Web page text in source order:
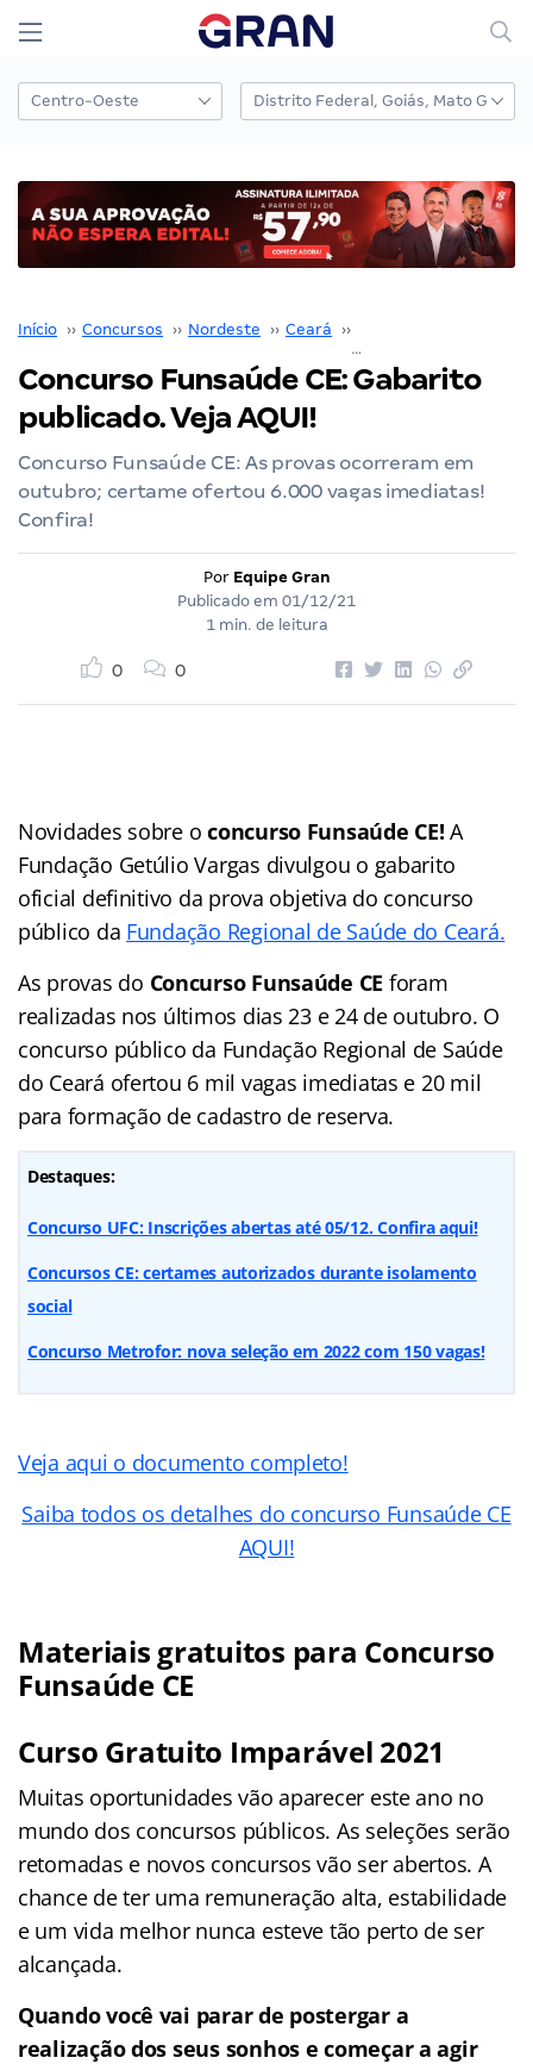
Início ›› Concursos ›› Nordeste ›› Ceará ››
Concurso Funsaúde CE: Gabarito
publicado. Veja AQUI!
Concurso Funsaúde CE: As provas ocorreram em
outubro; certame ofertou 6.000 vagas imediatas!
Confira!
Por Equipe Gran
Publicado em 01/12/21
1 min. de leitura
0 0
Novidades sobre oconcurso Funsaúde CE!A
Fundação Getúlio Vargas divulgou o gabarito
oficial definitivo da prova objetiva do concurso
público da Fundação Regional de Saúde do Ceará.
As provas do Concurso Funsaúde CE foram
realizadas nos últimos dias 23 e 24 de outubro. O
concurso público da Fundação Regional de Saúde
do Ceará ofertou 6 mil vagas imediatas e 20 mil
para formação de cadastro de reserva.
Destaques:
Concurso UFC: Inscrições abertas até 05/12. Confira aqui!
Concursos CE: certames autorizados durante isolamento
social
Concurso Metrofor: nova seleção em 2022 com 150 vagas!
Veja aqui o documento completo!
Saiba todos os detalhes do concurso Funsaúde CE
AQUI!
Materiais gratuitos para Concurso
Funsaúde CE
Curso Gratuito Imparável 2021
Muitas oportunidades vão aparecer este ano no
mundo dos concursos públicos. As seleções serão
retomadas e novos concursos vão ser abertos. A
chance de ter uma remuneração alta, estabilidade
e um vida melhor nunca esteve tão perto de ser
alcançada.
Quando você vai parar de postergar a
realização dos seus sonhos e começar a agir